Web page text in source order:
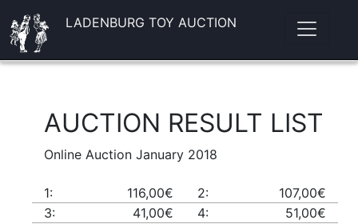
LADENBURG TOY AUCTION
AUCTION RESULT LIST
Online Auction January 2018
1: 116,00€ 2:
107,00€
3:
41,00€ 4:
51,00€